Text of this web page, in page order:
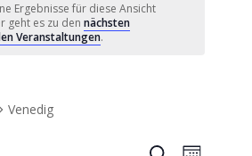
Ergebnisse für diese Ansicht
geht es zu den nächsten
Veranstaltungen.
Venedig